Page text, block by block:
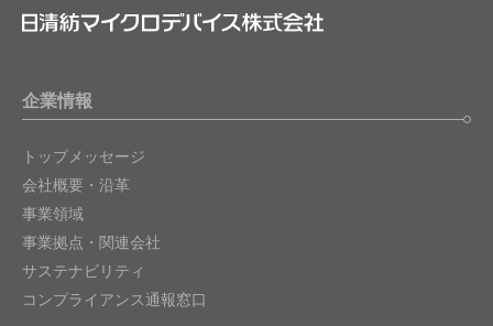
企業情報
トップメッセージ
会社概要・沿革
事業領域
事業拠点・関連会社
サステナビリティ
コンプライアンス通報窓口